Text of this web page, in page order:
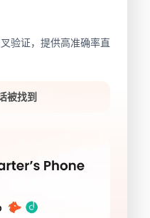
验证，提供高准确率直
被找到